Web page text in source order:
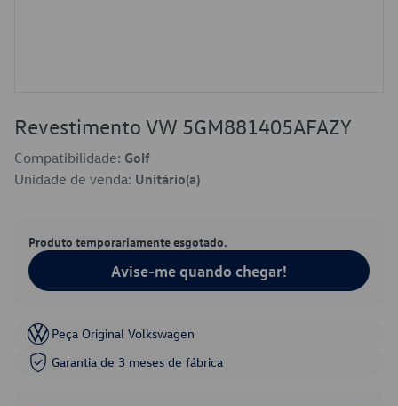
Revestimento VW 5GM881405AFAZY
Compatibilidade: Golf
Unidade de venda: Unitário(a)
Produto temporariamente esgotado.
Avise-me quando chegar!
Peça Original Volkswagen
Garantia de 3 meses de fábrica